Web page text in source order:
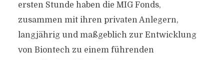
ersten Stunde haben die MIG Fonds,
zusammen mit ihren privaten Anlegern,
langjährig und maßgeblich zur Entwicklung
von Biontech zu einem führenden